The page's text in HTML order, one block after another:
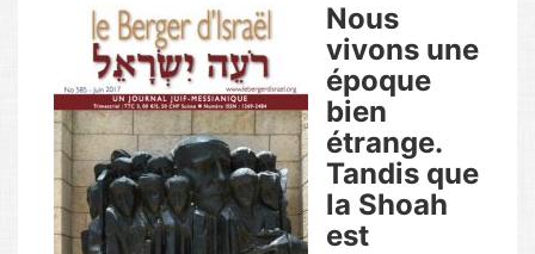
Nous
vivons une
époque
bien
étrange.
Tandis que
la Shoah
est